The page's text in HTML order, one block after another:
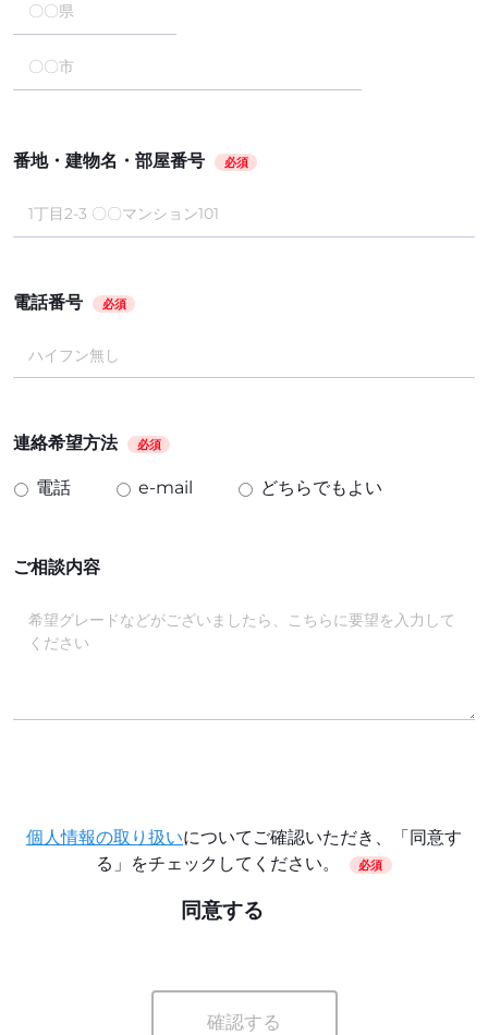
番地・建物名・部屋番号 必須
電話番号 必須
連絡希望方法 必須
電話 e-mail どちらでもよい
ご相談内容
個人情報の取り扱いについてご確認いただき、「同意す
る」をチェックしてください。
必須
同意する
確認する